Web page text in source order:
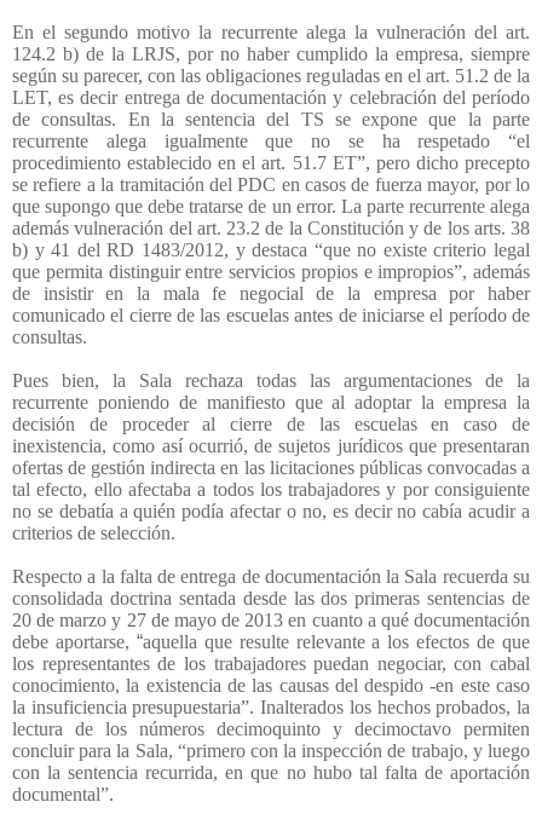
En el segundo motivo la recurrente alega la vulneración del art.
124.2 b) de la LRJS, por no haber cumplido la empresa, siempre
según su parecer, con las obligaciones reguladas en el art. 51.2 de la
LET, es decir entrega de documentación y celebración del período
de consultas. En la sentencia del TS se expone que la parte
recurrente alega igualmente que no se ha respetado “el
procedimiento establecido en el art. 51.7 ET”, pero dicho precepto
se refiere a la tramitación del PDC en casos de fuerza mayor, por lo
que supongo que debe tratarse de un error. La parte recurrente alega
además vulneración del art. 23.2 de la Constitución y de los arts. 38
b) y 41 del RD 1483/2012, y destaca “que no existe criterio legal
que permita distinguir entre servicios propios e impropios”, además
de insistir en la mala fe negocial de la empresa por haber
comunicado el cierre de las escuelas antes de iniciarse el período de
consultas.
Pues bien, la Sala rechaza todas las argumentaciones de la
recurrente poniendo de manifiesto que al adoptar la empresa la
decisión de proceder al cierre de las escuelas en caso de
inexistencia, como así ocurrió, de sujetos jurídicos que presentaran
ofertas de gestión indirecta en las licitaciones públicas convocadas a
tal efecto, ello afectaba a todos los trabajadores y por consiguiente
no se debatía a quién podía afectar o no, es decir no cabía acudir a
criterios de selección.
Respecto a la falta de entrega de documentación la Sala recuerda su
consolidada doctrina sentada desde las dos primeras sentencias de
20 de marzo y 27 de mayo de 2013 en cuanto a qué documentación
debe aportarse, “aquella que resulte relevante a los efectos de que
los representantes de los trabajadores puedan negociar, con cabal
conocimiento, la existencia de las causas del despido -en este caso
la insuficiencia presupuestaria”. Inalterados los hechos probados, la
lectura de los números decimoquinto y decimoctavo permiten
concluir para la Sala, “primero con la inspección de trabajo, y luego
con la sentencia recurrida, en que no hubo tal falta de aportación
documental”.